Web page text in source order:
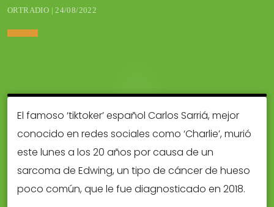
ORTRADIO | 24/08/2022
El famoso ‘tiktoker’ español Carlos Sarriá, mejor
conocido en redes sociales como ‘Charlie’, murió
este lunes a los 20 años por causa de un
sarcoma de Edwing, un tipo de cáncer de hueso
poco común, que le fue diagnosticado en 2018.